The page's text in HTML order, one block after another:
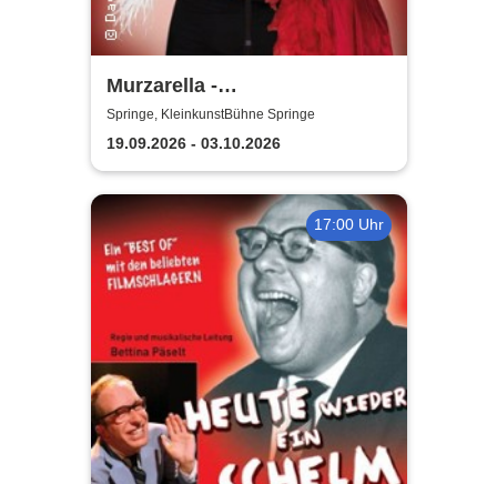
Murzarella -
Bauchgesänge...Best Of
Springe, KleinkunstBühne Springe
19.09.2026 - 03.10.2026
17:00 Uhr